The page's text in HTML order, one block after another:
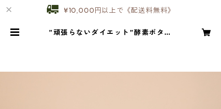
¥10,000円以上で《配送料無料》
”頑張らないダイエット”酵素ボタニ